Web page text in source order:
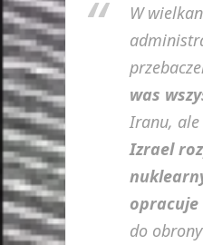
W
was
Iranu, ale
Izrael
do